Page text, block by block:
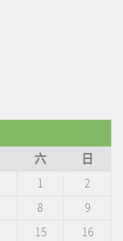
六 日
1
2
8
9
15
16